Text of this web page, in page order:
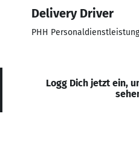
Delivery Driver
PHH
Logg Dich jetzt ein,